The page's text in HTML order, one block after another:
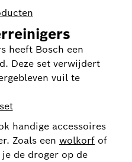
heeft Bosch een
Deze set verwijdert
vuil te
handige accessoires
Zoals een wolkorf of
de droger op de